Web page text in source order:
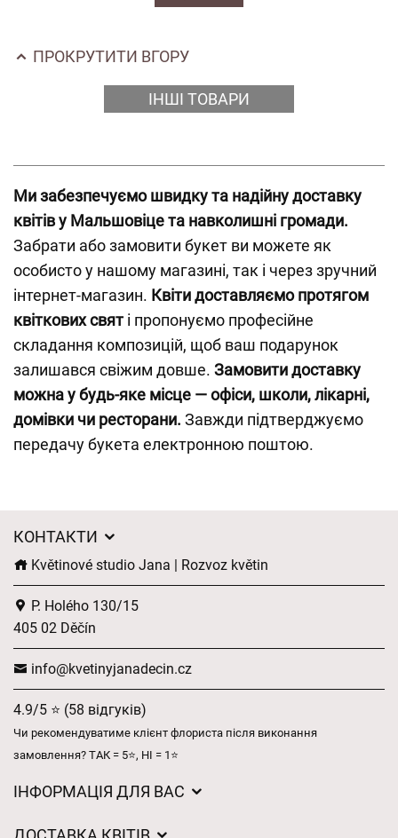
ПРОКРУТИТИ ВГОРУ
ІНШІ ТОВАРИ
Ми забезпечуємо швидку та надійну доставку
квітів у Мальшовіце та навколишні громади.
Забрати або замовити букет ви можете як
особисто у нашому магазині, так і через зручний
інтернет-магазин. Квіти доставляємо протягом
квіткових свят і пропонуємо професійне
складання композицій, щоб ваш подарунок
залишався свіжим довше. Замовити доставку
можна у будь-яке місце — офіси, школи, лікарні,
домівки чи ресторани. Завжди підтверджуємо
передачу букета електронною поштою.
КОНТАКТИ
Květinové studio Jana | Rozvoz květin
P. Holého 130/15
405 02 Děčín
info@kvetinyjanadecin.cz
4.9/5 ⭐ (58 відгуків)
Чи рекомендуватиме клієнт флориста після виконання
замовлення? ТАК = 5⭐, НІ = 1⭐
ІНФОРМАЦІЯ ДЛЯ ВАС